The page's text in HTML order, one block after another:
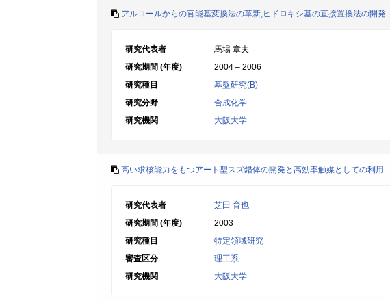
アルコールからの官能基変換法の革新;ヒドロキシ基の直接置換法の開発
研究代表者
馬場 章夫
研究期間 (年度)
2004 – 2006
研究種目
基盤研究(B)
研究分野
合成化学
研究機関
大阪大学
高い求核能力をもつアート型スズ錯体の開発と高効率触媒としての利用
研究代表者
芝田 育也
研究期間 (年度)
2003
研究種目
特定領域研究
審査区分
理工系
研究機関
大阪大学